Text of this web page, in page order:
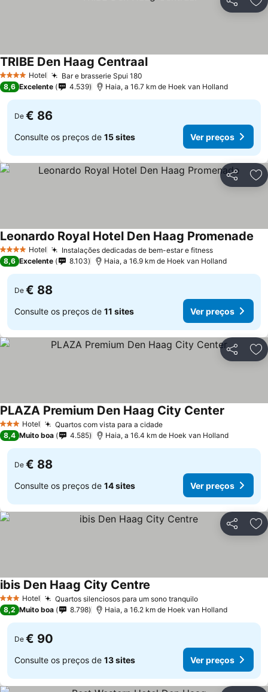
Partilhar
4 EstrelasHotel Bar e brasserie Spui 180
TRIBE Den Haag Centraal
8,6 Excelente 4.539 Haia, a 16.7 km de Hoek van Holland
De € 86
Consulte os preços de 15 sites Ver preços
Partilhar
4 EstrelasHotel Instalações dedicadas de bem-estar e fitness
Leonardo Royal Hotel Den Haag Promenade
8,6 Excelente 8.103 Haia, a 16.9 km de Hoek van Holland
De € 88
Consulte os preços de 11 sites Ver preços
Partilhar
3 EstrelasHotel Quartos com vista para a cidade
PLAZA Premium Den Haag City Center
8,4 Muito boa 4.585 Haia, a 16.4 km de Hoek van Holland
De € 88
Consulte os preços de 14 sites Ver preços
Partilhar
3 EstrelasHotel Quartos silenciosos para um sono tranquilo
ibis Den Haag City Centre
8,2 Muito boa 8.798 Haia, a 16.2 km de Hoek van Holland
De € 90
Consulte os preços de 13 sites Ver preços